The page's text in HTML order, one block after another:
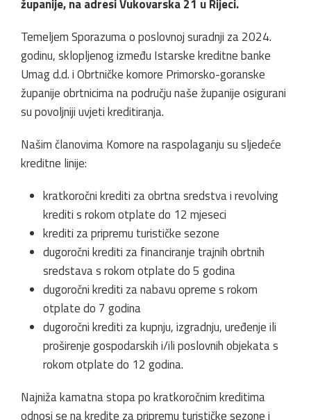
županije, na adresi Vukovarska 21 u Rijeci.
Temeljem Sporazuma o poslovnoj suradnji za 2024.
godinu, sklopljenog između Istarske kreditne banke
Umag d.d. i Obrtničke komore Primorsko-goranske
županije obrtnicima na području naše županije osigurani
su povoljniji uvjeti kreditiranja.
Našim članovima Komore na raspolaganju su sljedeće
kreditne linije:
kratkoročni krediti za obrtna sredstva i revolving
krediti s rokom otplate do 12 mjeseci
krediti za pripremu turističke sezone
dugoročni krediti za financiranje trajnih obrtnih
sredstava s rokom otplate do 5 godina
dugoročni krediti za nabavu opreme s rokom
otplate do 7 godina
dugoročni krediti za kupnju, izgradnju, uređenje ili
proširenje gospodarskih i/ili poslovnih objekata s
rokom otplate do 12 godina.
Najniža kamatna stopa po kratkoročnim kreditima
odnosi se na kredite za pripremu turističke sezone i